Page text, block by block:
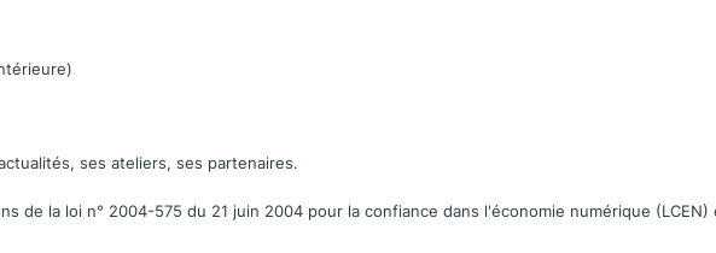
ses ateliers, ses partenaires.
de la loi n° 2004-575 du 21 juin 2004 pour la confiance dans l'économie numérique